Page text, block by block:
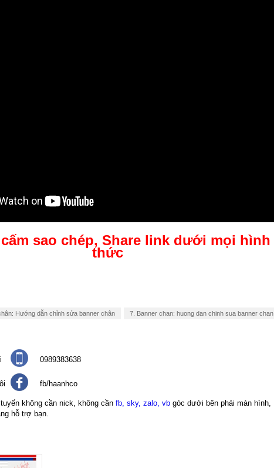
sao chép, Share link dưới mọi hình
thức
Hướng dẫn chỉnh sửa banner chân 7. Banner chan: huong dan chinh sua banner chan
0989383638
fb/haanhco
không cần nick, không cần fb, sky, zalo, vb góc dưới bên phải màn hình,
hỗ trợ bạn.